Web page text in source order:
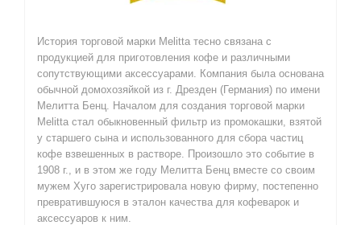
История торговой марки Melitta тесно связана с
продукцией для приготовления кофе и различными
сопутствующими аксессуарами. Компания была основана
обычной домохозяйкой из г. Дрезден (Германия) по имени
Мелитта Бенц. Началом для создания торговой марки
Melitta стал обыкновенный фильтр из промокашки, взятой
у старшего сына и использованного для сбора частиц
кофе взвешенных в растворе. Произошло это событие в
1908 г., и в этом же году Мелитта Бенц вместе со своим
мужем Хуго зарегистрировала новую фирму, постепенно
превратившуюся в эталон качества для кофеварок и
аксессуаров к ним.